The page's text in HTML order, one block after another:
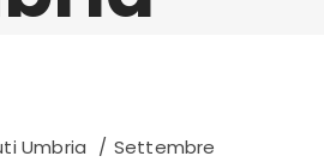
Umbria
Settembre